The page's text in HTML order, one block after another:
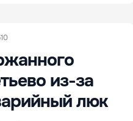
из-за
люк